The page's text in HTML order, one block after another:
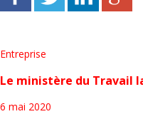
Entreprise
Le ministère du Travail
6 mai 2020